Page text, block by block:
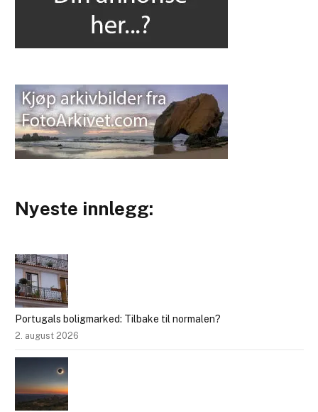
Nyeste innlegg:
Portugals boligmarked: Tilbake til normalen?
2. august 2026